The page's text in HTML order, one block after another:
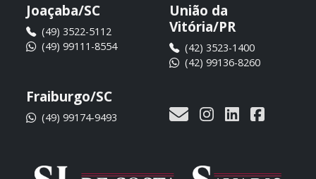
Joaçaba/SC
(49) 3522-5112
(49) 99111-8554
União da
Vitória/PR
(42) 3523-1400
(42) 99136-8260
Fraiburgo/SC
(49) 99174-9493